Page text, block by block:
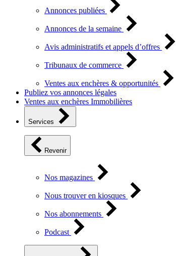
Annonces publiées
Annonces de la semaine
Avis administratifs et appels d’offres
Tribunaux de commerce
Ventes aux enchères & opportunités
Publiez vos annonces légales
Ventes aux enchères Immobilières
Services
Revenir
Nos magazines
Nous trouver en kiosques
Nos abonnements
Podcast